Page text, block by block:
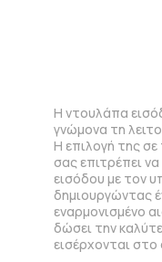
Η ντουλάπα
γνώμονα τη
Η επιλογή της
σας επιτρέπει
εισόδου με τον
δημιουργώντας
εναρμονισμένο
δώσει την
εισέρχονται